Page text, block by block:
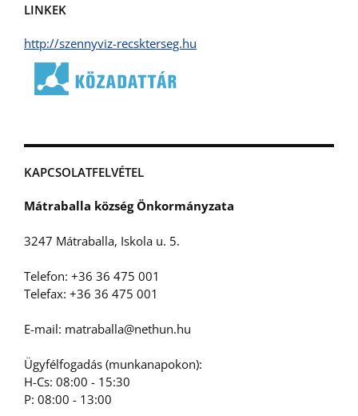
LINKEK
http://szennyviz-recskterseg.hu
KAPCSOLATFELVÉTEL
Mátraballa község Önkormányzata
3247 Mátraballa, Iskola u. 5.
Telefon: +36 36 475 001
Telefax: +36 36 475 001
E-mail: matraballa@nethun.hu
Ügyfélfogadás (munkanapokon):
H-Cs: 08:00 - 15:30
P: 08:00 - 13:00